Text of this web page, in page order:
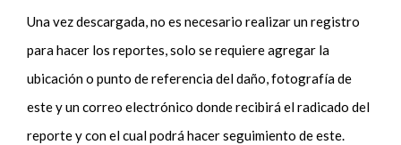
Una vez descargada, no es necesario realizar un registro
para hacer los reportes, solo se requiere agregar la
ubicación o punto de referencia del daño, fotografía de
este y un correo electrónico donde recibirá el radicado del
reporte y con el cual podrá hacer seguimiento de este.